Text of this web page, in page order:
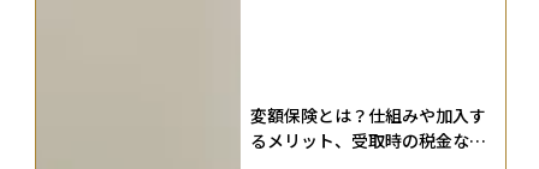
変額保険とは？仕組みや加入す
るメリット、受取時の税金など